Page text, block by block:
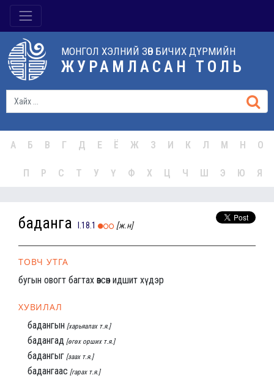
МОНГОЛ ХЭЛНИЙ ЗӨВ БИЧИХ ДҮРМИЙН
ЖУРАМЛАСАН ТОЛЬ
А Б В Г Д Е Ё Ж З И К Л М Н О
П Р С Т У Ү Ф Х Ц Ч Ш Э Ю Я
баданга I.18.1 [ж.н]
ТОВЧ УТГА
бугын овогт багтах өвсөн идшит хүдэр
ХУВИЛАЛ
бадангын [харьяалах т.я.]
бадангад [өгөх орших т.я.]
бадангыг [заах т.я.]
бадангаас [гарах т.я.]